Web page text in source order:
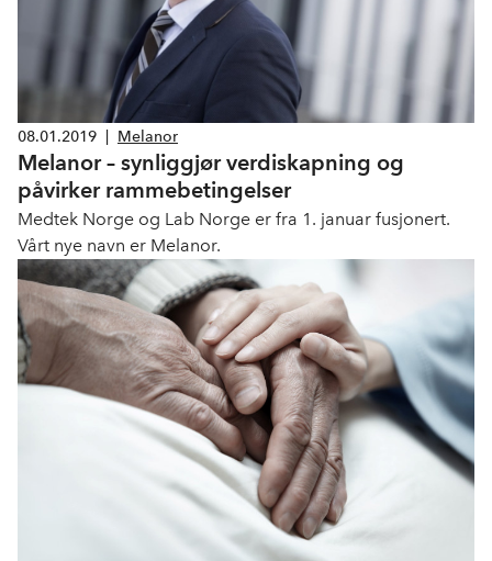
08.01.2019 Melanor
Melanor – synlig­gjør verdi­skapning og
påvirker ramme­betingelser
Medtek Norge og Lab Norge er fra 1. januar fusjonert.
Vårt nye navn er Melanor.